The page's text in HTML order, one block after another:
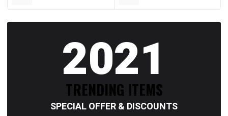
2021
TRENDING ITEMS
SPECIAL OFFER & DISCOUNTS